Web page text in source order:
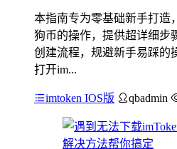
本指南专为零基础新手打造
狗币的操作，提供超详细步
创建流程，规避新手易踩的
打开im...
imtoken IOS版 qbadmin